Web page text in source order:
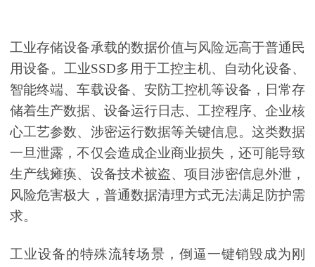
工业存储设备承载的数据价值与风险远高于普通民
用设备。工业SSD多用于工控主机、自动化设备、
智能终端、车载设备、安防工控机等设备，日常存
储着生产数据、设备运行日志、工控程序、企业核
心工艺参数、涉密运行数据等关键信息。这类数据
一旦泄露，不仅会造成企业商业损失，还可能导致
生产线瘫痪、设备技术被盗、项目涉密信息外泄，
风险危害极大，普通数据清理方式无法满足防护需
求。
工业设备的特殊流转场景，倒逼一键销毁成为刚